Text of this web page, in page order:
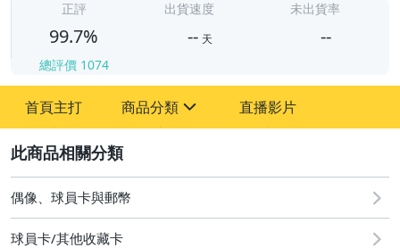
正評
99.7%
總評價 1074
出貨速度
-- 天
未出貨率
--
首頁主打 商品分類
成人專區
玩具、模型與公仔
直播影片
偶像、球員卡與郵幣
球員卡/其他收藏卡